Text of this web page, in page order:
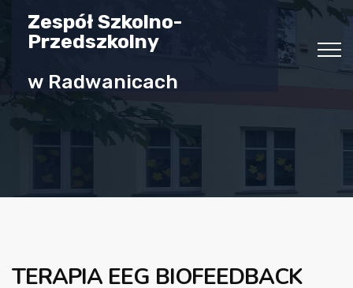
Zespół Szkolno-
Przedszkolny
w Radwanicach
TERAPIA EEG BIOFEEDBACK